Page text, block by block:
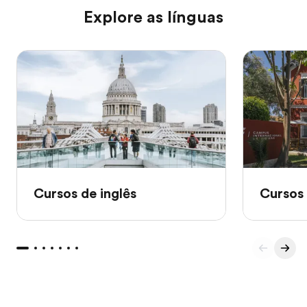
Explore as línguas
Cursos de inglês